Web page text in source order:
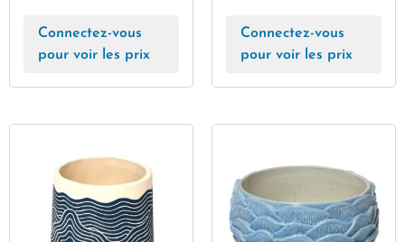
Connectez-vous
pour voir les prix
Connectez-vous
pour voir les prix